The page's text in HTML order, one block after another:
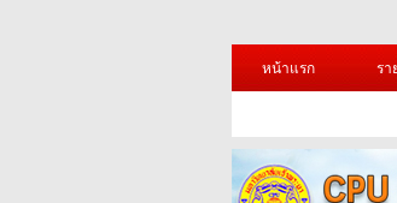
หน้าแรก
รา